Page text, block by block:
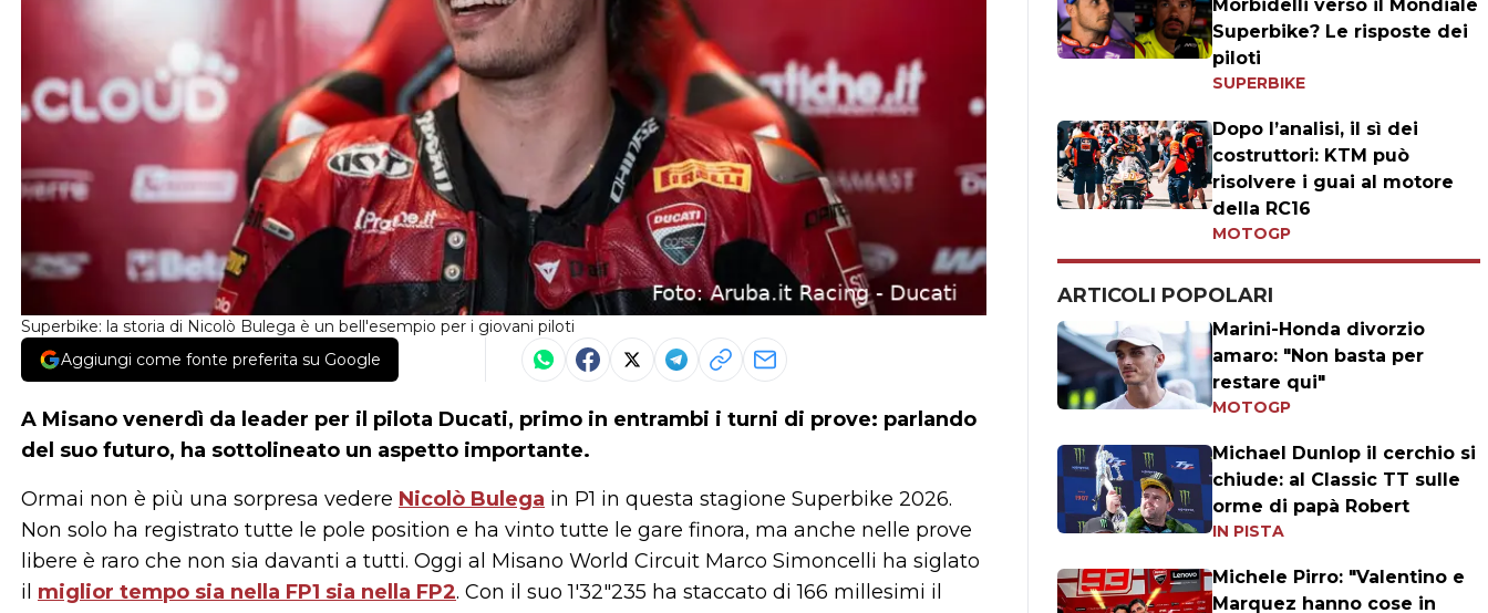
Superbike: la storia di Nicolò Bulega è un bell'esempio per i giovani piloti
Aggiungi come fonte preferita su Google
A Misano venerdì da leader per il pilota Ducati, primo in entrambi i turni di prove: parlando
del suo futuro, ha sottolineato un aspetto importante.
Ormai non è più una sorpresa vedere Nicolò Bulega in P1 in questa stagione Superbike 2026.
Non solo ha registrato tutte le pole position e ha vinto tutte le gare finora, ma anche nelle prove
libere è raro che non sia davanti a tutti. Oggi al Misano World Circuit Marco Simoncelli ha siglato
il miglior tempo sia nella FP1 sia nella FP2. Con il suo 1'32"235 ha staccato di 166 millesimi il
Morbidelli verso il Mondiale
Superbike? Le risposte dei
piloti
SUPERBIKE
Dopo l’analisi, il sì dei
costruttori: KTM può
risolvere i guai al motore
della RC16
MOTOGP
ARTICOLI POPOLARI
Marini-Honda divorzio
amaro: "Non basta per
restare qui"
MOTOGP
Michael Dunlop il cerchio si
chiude: al Classic TT sulle
orme di papà Robert
IN PISTA
Michele Pirro: "Valentino e
Marquez hanno cose in